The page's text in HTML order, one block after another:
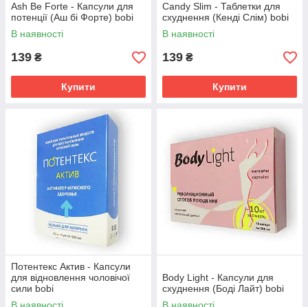
Ash Be Forte - Капсули для
потенції (Аш бі Форте) bobi
В наявності
139 ₴
Купити
Сandy Slim - Таблетки для
схуднення (Кенді Слім) bobi
В наявності
139 ₴
Купити
Потентекс Актив - Капсули
для відновлення чоловічої
сили bobi
Body Light - Капсули для
схуднення (Боді Лайт) bobi